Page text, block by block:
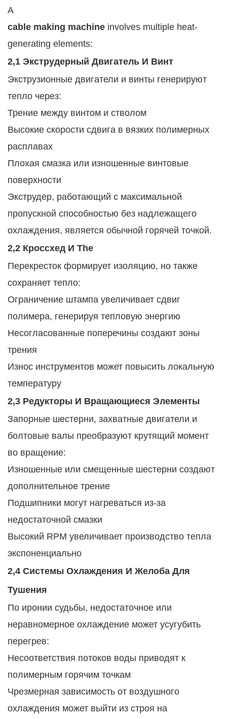
А
cable making machine involves multiple heat-
generating elements:
2,1 Экструдерный Двигатель И Винт
Экструзионные двигатели и винты генерируют
тепло через:
Трение между винтом и стволом
Высокие скорости сдвига в вязких полимерных
расплавах
Плохая смазка или изношенные винтовые
поверхности
Экструдер, работающий с максимальной
пропускной способностью без надлежащего
охлаждения, является обычной горячей точкой.
2,2 Кроссхед И The
Перекресток формирует изоляцию, но также
сохраняет тепло:
Ограничение штампа увеличивает сдвиг
полимера, генерируя тепловую энергию
Несогласованные поперечины создают зоны
трения
Износ инструментов может повысить локальную
температуру
2,3 Редукторы И Вращающиеся Элементы
Запорные шестерни, захватные двигатели и
болтовые валы преобразуют крутящий момент
во вращение:
Изношенные или смещенные шестерни создают
дополнительное трение
Подшипники могут нагреваться из-за
недостаточной смазки
Высокий RPM увеличивает производство тепла
экспоненциально
2,4 Системы Охлаждения И Желоба Для
Тушения
По иронии судьбы, недостаточное или
неравномерное охлаждение может усугубить
перегрев:
Несоответствия потоков воды приводят к
полимерным горячим точкам
Чрезмерная зависимость от воздушного
охлаждения может выйти из строя на